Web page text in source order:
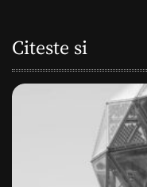
r
e
Citeste si